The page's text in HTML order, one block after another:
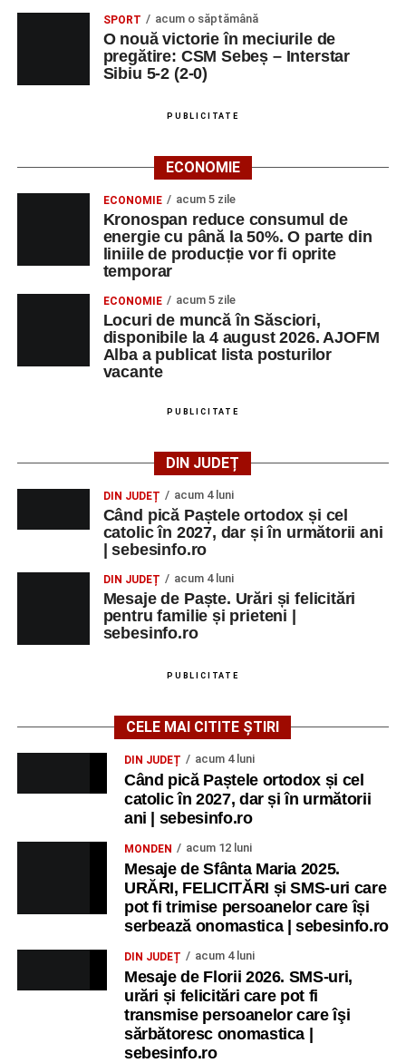
SPORT acum o săptămână
O nouă victorie în meciurile de
pregătire: CSM Sebeș – Interstar
Sibiu 5-2 (2-0)
PUBLICITATE
ECONOMIE
ECONOMIE acum 5 zile
Kronospan reduce consumul de
energie cu până la 50%. O parte din
liniile de producție vor fi oprite
temporar
ECONOMIE acum 5 zile
Locuri de muncă în Săsciori,
disponibile la 4 august 2026. AJOFM
Alba a publicat lista posturilor
vacante
PUBLICITATE
DIN JUDEȚ
DIN JUDEȚ acum 4 luni
Când pică Paștele ortodox și cel
catolic în 2027, dar și în următorii ani
| sebesinfo.ro
DIN JUDEȚ acum 4 luni
Mesaje de Paște. Urări și felicitări
pentru familie și prieteni |
sebesinfo.ro
PUBLICITATE
CELE MAI CITITE ȘTIRI
DIN JUDEȚ acum 4 luni
Când pică Paștele ortodox și cel
catolic în 2027, dar și în următorii
ani | sebesinfo.ro
MONDEN acum 12 luni
Mesaje de Sfânta Maria 2025.
URĂRI, FELICITĂRI și SMS-uri care
pot fi trimise persoanelor care își
serbează onomastica | sebesinfo.ro
DIN JUDEȚ acum 4 luni
Mesaje de Florii 2026. SMS-uri,
urări și felicitări care pot fi
transmise persoanelor care îşi
sărbătoresc onomastica |
sebesinfo.ro